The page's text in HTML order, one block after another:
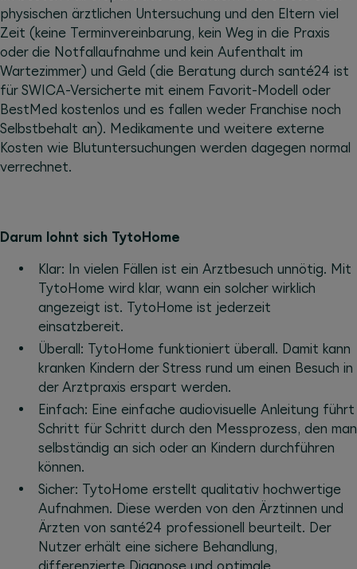
physischen ärztlichen Untersuchung und den Eltern viel
Zeit (keine Terminvereinbarung, kein Weg in die Praxis
oder die Notfallaufnahme und kein Aufenthalt im
Wartezimmer) und Geld (die Beratung durch santé24 ist
für SWICA-Versicherte mit einem Favorit-Modell oder
BestMed kostenlos und es fallen weder Franchise noch
Selbstbehalt an). Medikamente und weitere externe
Kosten wie Blutuntersuchungen werden dagegen normal
verrechnet.
Darum lohnt sich TytoHome
Klar: In vielen Fällen ist ein Arztbesuch unnötig. Mit
TytoHome wird klar, wann ein solcher wirklich
angezeigt ist. TytoHome ist jederzeit
einsatzbereit.
Überall: TytoHome funktioniert überall. Damit kann
kranken Kindern der Stress rund um einen Besuch in
der Arztpraxis erspart werden.
Einfach: Eine einfache audiovisuelle Anleitung führt
Schritt für Schritt durch den Messprozess, den man
selbständig an sich oder an Kindern durchführen
können.
Sicher: TytoHome erstellt qualitativ hochwertige
Aufnahmen. Diese werden von den Ärztinnen und
Ärzten von santé24 professionell beurteilt. Der
Nutzer erhält eine sichere Behandlung,
differenzierte Diagnose und optimale